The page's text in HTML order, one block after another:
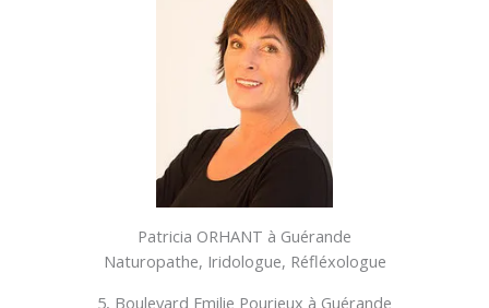
Patricia ORHANT à Guérande
Naturopathe, Iridologue, Réfléxologue
5, Boulevard Emilie Pourieux à Guérande